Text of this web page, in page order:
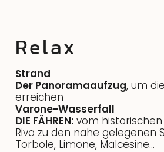
Relax
Strand
Der Panoramaaufzug, um
erreichen
Varone-Wasserfall
DIE FÄHREN: vom
Riva zu den nahe gelegenen
Torbole, Limone, Malcesine…